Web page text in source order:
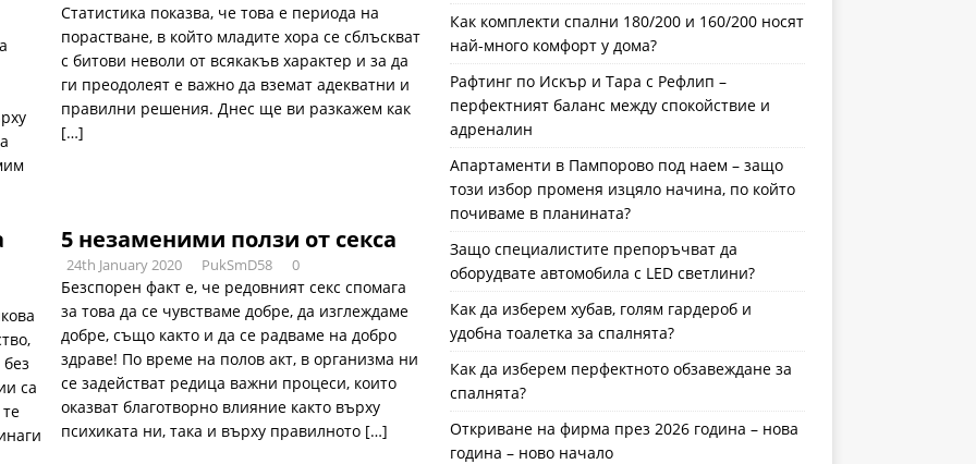
Статистика показва, че това е периода на
порастване, в който младите хора се сблъскват
с битови неволи от всякакъв характер и за да
ги преодолеят е важно да вземат адекватни и
правилни решения. Днес ще ви разкажем как
[…]
са
5 незаменими ползи от секса
24th January 2020 PukSmD58 0
Безспорен факт е, че редовният секс спомага
за това да се чувстваме добре, да изглеждаме
добре, също както и да се радваме на добро
здраве! По време на полов акт, в организма ни
се задействат редица важни процеси, които
оказват благотворно влияние както върху
психиката ни, така и върху правилното […]
Как комплекти спални 180/200 и 160/200 носят
най-много комфорт у дома?
Рафтинг по Искър и Тара с Рефлип –
перфектният баланс между спокойствие и
адреналин
Апартаменти в Пампорово под наем – защо
този избор променя изцяло начина, по който
почиваме в планината?
Защо специалистите препоръчват да
оборудвате автомобила с LED светлини?
Как да изберем хубав, голям гардероб и
удобна тоалетка за спалнята?
Как да изберем перфектното обзавеждане за
спалнята?
Откриване на фирма през 2026 година – нова
година – ново начало